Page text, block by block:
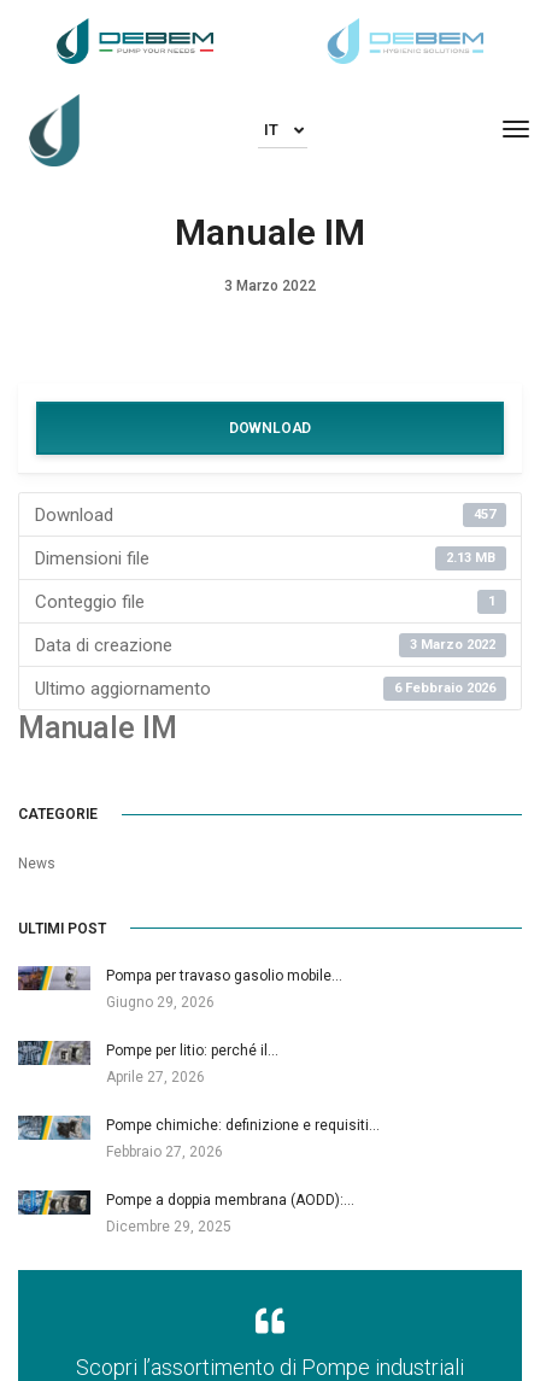
IT
Manuale IM
3 Marzo 2022
DOWNLOAD
Download 457
Dimensioni file 2.13 MB
Conteggio file 1
Data di creazione 3 Marzo 2022
Ultimo aggiornamento 6 Febbraio 2026
Manuale IM
CATEGORIE
News
ULTIMI POST
Pompa per travaso gasolio mobile…
Giugno 29, 2026
Pompe per litio: perché il…
Aprile 27, 2026
Pompe chimiche: definizione e requisiti…
Febbraio 27, 2026
Pompe a doppia membrana (AODD):…
Dicembre 29, 2025
Scopri l’assortimento di Pompe industriali